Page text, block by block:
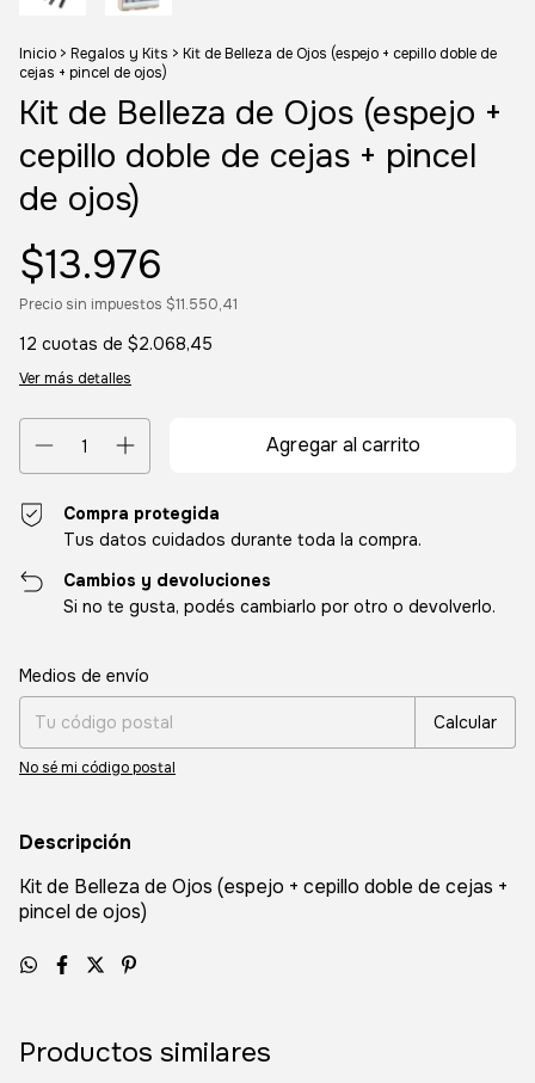
Inicio > Regalos y Kits > Kit de Belleza de Ojos (espejo + cepillo doble de
cejas + pincel de ojos)
Kit de Belleza de Ojos (espejo +
cepillo doble de cejas + pincel
de ojos)
$13.976
Precio sin impuestos $11.550,41
12 cuotas de $2.068,45
Ver más detalles
Compra protegida
Tus datos cuidados durante toda la compra.
Cambios y devoluciones
Si no te gusta, podés cambiarlo por otro o devolverlo.
Entregas para el CP:
Medios de envío
Calcular
No sé mi código postal
Descripción
Kit de Belleza de Ojos (espejo + cepillo doble de cejas +
pincel de ojos)
Productos similares